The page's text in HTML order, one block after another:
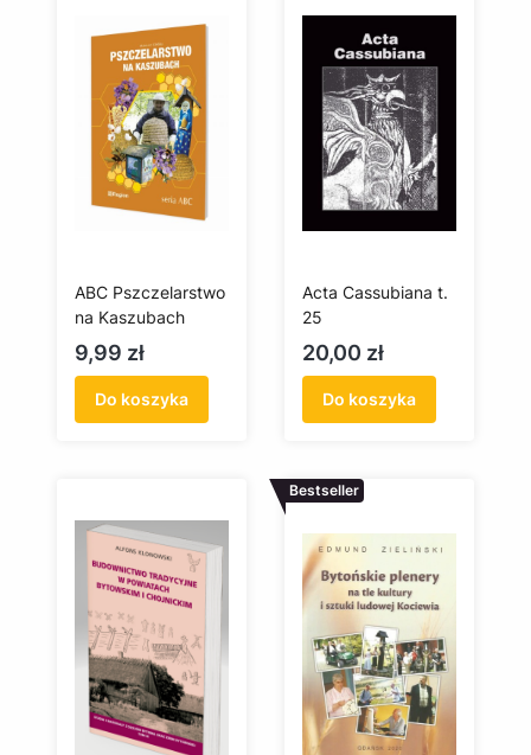
ABC Pszczelarstwo
na Kaszubach
Cena
9,99 zł
Do koszyka
Acta Cassubiana t.
25
Cena
20,00 zł
Do koszyka
Bestseller